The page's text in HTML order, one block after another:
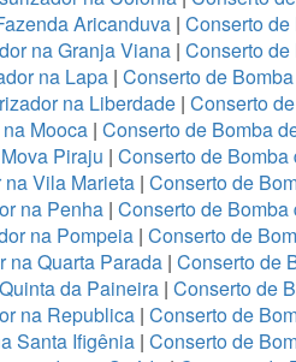
Aricanduva | Conserto
na Granja Viana| Conserto
na Lapa| Conserto de
na Liberdade | Conserto
Mooca| Conserto de Bomba
Piraju | Conserto de
Vila Marieta| Conserto de
na Penha| Conserto de
na Pompeia | Conserto de
na Quarta Parada| Conserto de
da Paineira| Conserto de
na Republica| Conserto de
Santa Ifigênia | Conserto de